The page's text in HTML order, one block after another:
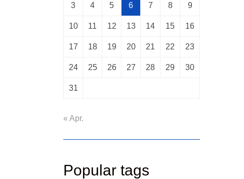
3 4 5 6 7 8 9
10 11 12 13 14 15 16
17 18 19 20 21 22 23
24 25 26 27 28 29 30
31
« Apr.
Popular tags